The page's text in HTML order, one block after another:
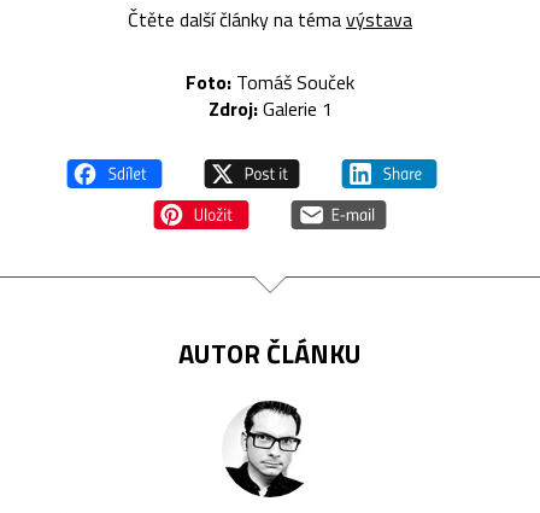
Čtěte další články na témavýstava
Foto: Tomáš Souček
Zdroj:Galerie 1
AUTOR ČLÁNKU